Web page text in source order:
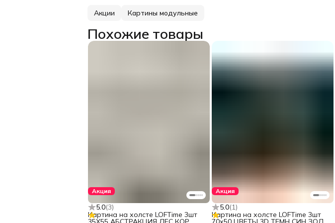
Акции Картины модульные
Похожие товары
Акция
5.0(3)
Картина на холсте LOFTime 3шт
Акция
5.0(1)
Картина на холсте LOFTime 3шт